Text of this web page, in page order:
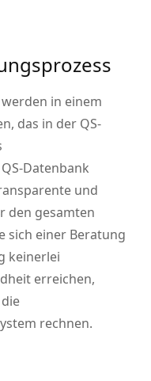
in einem
das in der QS-
Datenbank
und
den gesamten
sich einer Beratung
keinerlei
erreichen,
rechnen.